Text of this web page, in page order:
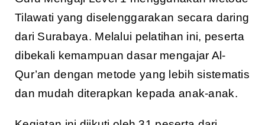
Tilawati yang diselenggarakan secara daring
dari Surabaya. Melalui pelatihan ini, peserta
dibekali kemampuan dasar mengajar Al-
Qur’an dengan metode yang lebih sistematis
dan mudah diterapkan kepada anak-anak.